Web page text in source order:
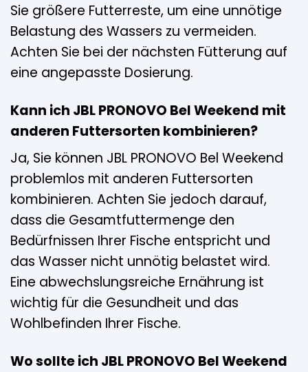
Sie größere Futterreste, um eine unnötige
Belastung des Wassers zu vermeiden.
Achten Sie bei der nächsten Fütterung auf
eine angepasste Dosierung.
Kann ich JBL PRONOVO Bel Weekend mit
anderen Futtersorten kombinieren?
Ja, Sie können JBL PRONOVO Bel Weekend
problemlos mit anderen Futtersorten
kombinieren. Achten Sie jedoch darauf,
dass die Gesamtfuttermenge den
Bedürfnissen Ihrer Fische entspricht und
das Wasser nicht unnötig belastet wird.
Eine abwechslungsreiche Ernährung ist
wichtig für die Gesundheit und das
Wohlbefinden Ihrer Fische.
Wo sollte ich JBL PRONOVO Bel Weekend